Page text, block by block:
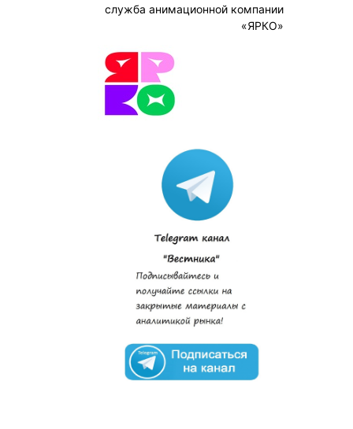
служба анимационной компании
«ЯРКО»